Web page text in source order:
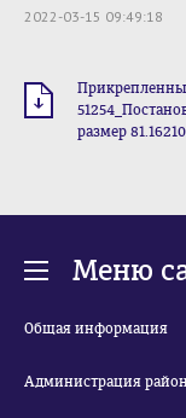
2022-03-15 09:49:18
размер
Меню
Общая информация
Администрация